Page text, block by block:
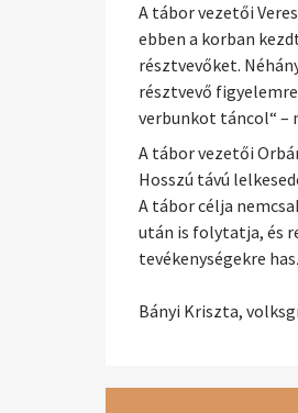
A tábor vezetői
ebben a korban
résztvevőket.
résztvevő
verbunkot táncol“ –
A tábor vezetői
Hosszú távú
A tábor célja
után is folytatja, és
tevékenységekre
Bányi Kriszta,